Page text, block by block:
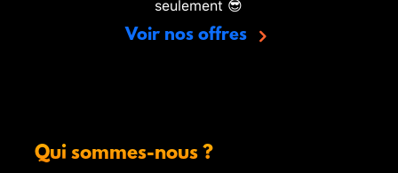
Voir nos offres
Qui sommes-nous ?